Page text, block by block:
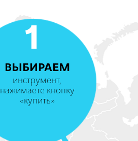
1
ВЫБИРАЕМ
инструмент,
нажимаете кнопку
«купить»